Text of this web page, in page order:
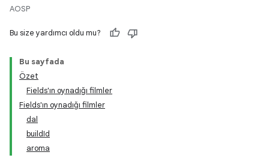
AOSP
Bu size yardımcı oldu mu?
Bu sayfada
Özet
Fields'ın oynadığı filmler
Fields'ın oynadığı filmler
dal
buildId
aroma